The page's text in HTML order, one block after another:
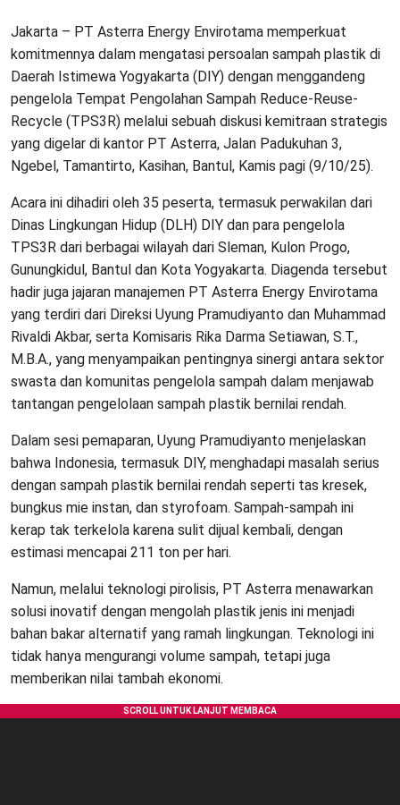
Jakarta – PT Asterra Energy Envirotama memperkuat
komitmennya dalam mengatasi persoalan sampah plastik di
Daerah Istimewa Yogyakarta (DIY) dengan menggandeng
pengelola Tempat Pengolahan Sampah Reduce-Reuse-
Recycle (TPS3R) melalui sebuah diskusi kemitraan strategis
yang digelar di kantor PT Asterra, Jalan Padukuhan 3,
Ngebel, Tamantirto, Kasihan, Bantul, Kamis pagi (9/10/25).
Acara ini dihadiri oleh 35 peserta, termasuk perwakilan dari
Dinas Lingkungan Hidup (DLH) DIY dan para pengelola
TPS3R dari berbagai wilayah dari Sleman, Kulon Progo,
Gunungkidul, Bantul dan Kota Yogyakarta. Diagenda tersebut
hadir juga jajaran manajemen PT Asterra Energy Envirotama
yang terdiri dari Direksi Uyung Pramudiyanto dan Muhammad
Rivaldi Akbar, serta Komisaris Rika Darma Setiawan, S.T.,
M.B.A., yang menyampaikan pentingnya sinergi antara sektor
swasta dan komunitas pengelola sampah dalam menjawab
tantangan pengelolaan sampah plastik bernilai rendah.
Dalam sesi pemaparan, Uyung Pramudiyanto menjelaskan
bahwa Indonesia, termasuk DIY, menghadapi masalah serius
dengan sampah plastik bernilai rendah seperti tas kresek,
bungkus mie instan, dan styrofoam. Sampah-sampah ini
kerap tak terkelola karena sulit dijual kembali, dengan
estimasi mencapai 211 ton per hari.
Namun, melalui teknologi pirolisis, PT Asterra menawarkan
solusi inovatif dengan mengolah plastik jenis ini menjadi
bahan bakar alternatif yang ramah lingkungan. Teknologi ini
tidak hanya mengurangi volume sampah, tetapi juga
memberikan nilai tambah ekonomi.